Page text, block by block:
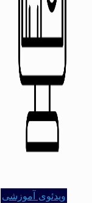
ویدئوی آموزشی